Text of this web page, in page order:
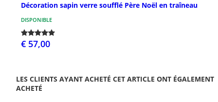
Décoration sapin verre soufflé Père Noël en traîneau
DISPONIBLE
€ 57,00
LES CLIENTS AYANT ACHETÉ CET ARTICLE ONT ÉGALEMENT
ACHETÉ